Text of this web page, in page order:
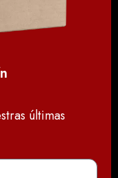
últimas